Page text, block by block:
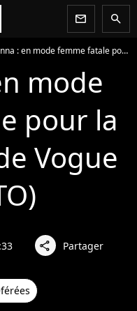
newsletter search
en mode femme fatale pour la couverture de Vogue (PHOTO)
mode
pour la
Vogue
share Partager